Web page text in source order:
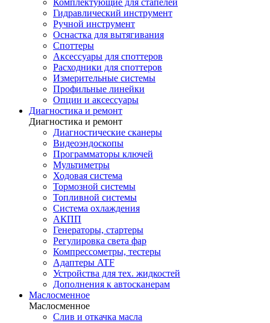
Комплектующие для стапелей
Гидравлический инструмент
Ручной инструмент
Оснастка для вытягивания
Споттеры
Аксессуары для споттеров
Расходники для споттеров
Измерительные системы
Профильные линейки
Опции и аксессуары
Диагностика и ремонт
Диагностика и ремонт
Диагностические сканеры
Видеоэндоскопы
Программаторы ключей
Мультиметры
Ходовая система
Тормозной системы
Топливной системы
Система охлаждения
АКПП
Генераторы, стартеры
Регулировка света фар
Компрессометры, тестеры
Адаптеры ATF
Устройства для тех. жидкостей
Дополнения к автосканерам
Маслосменное
Маслосменное
Слив и откачка масла